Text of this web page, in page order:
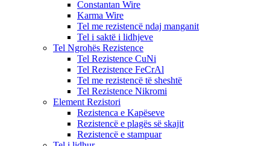
Constantan Wire
Karma Wire
Tel me rezistencë ndaj manganit
Tel i saktë i lidhjeve
Tel Ngrohës Rezistence
Tel Rezistence CuNi
Tel Rezistence FeCrAl
Tel me rezistencë të sheshtë
Tel Rezistence Nikromi
Element Rezistori
Rezistenca e Kapëseve
Rezistencë e plagës së skajit
Rezistencë e stampuar